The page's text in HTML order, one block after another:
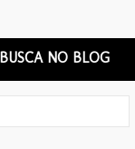
BUSCA NO BLOG